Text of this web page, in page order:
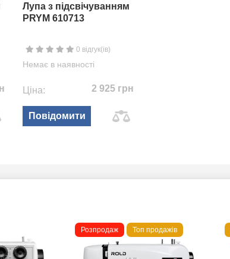
Лупа з підсвічуванням
PRYM 610713
0 відгук(ів)
Немає в наявності
Ціна: 2 925 грн
Повідомити
Розпродаж Топ продажів